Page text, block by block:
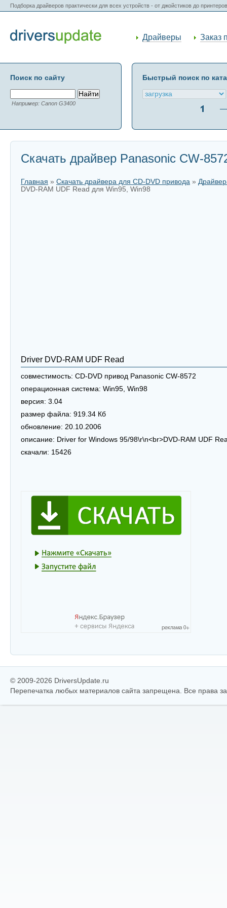
Подборка драйверов практически для всех устройств - от джойстиков до
Драйверы Заказ
Поиск по сайту
Например: Canon G3400
Быстрый поиск по
Скачать драйвер Panasonic CW-
Главная » Скачать драйвера для CD-DVD привода »
DVD-RAM UDF Read для Win95, Win98
Driver DVD-RAM UDF Read
совместимость: CD-DVD привод Panasonic CW-8572
операционная система: Win95, Win98
версия: 3.04
размер файла: 919.34 Кб
обновление: 20.10.2006
описание: Driver for Windows 95/98\r\n<br>DVD-RAM UDF
скачали: 15426
© 2009-2026 DriversUpdate.ru
Перепечатка любых материалов сайта запрещена. Все права